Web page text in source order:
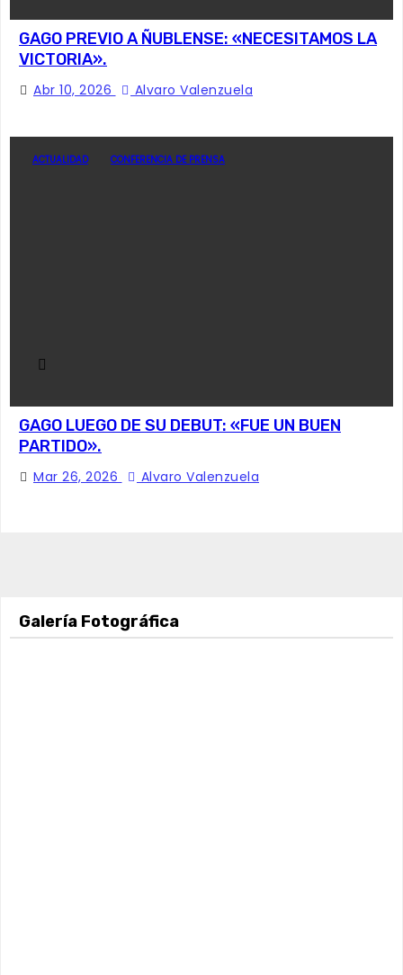
GAGO PREVIO A ÑUBLENSE: «NECESITAMOS LA
VICTORIA».
Abr 10, 2026 Alvaro Valenzuela
ACTUALIDAD CONFERENCIA DE PRENSA
GAGO LUEGO DE SU DEBUT: «FUE UN BUEN
PARTIDO».
Mar 26, 2026 Alvaro Valenzuela
Galería Fotográfica